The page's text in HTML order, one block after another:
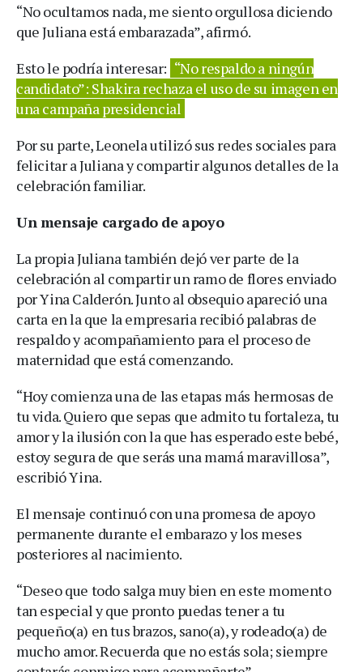
“No ocultamos nada, me siento orgullosa diciendo
que Juliana está embarazada”, afirmó.
Esto le podría interesar: “No respaldo a ningún
candidato”: Shakira rechaza el uso de su imagen en
una campaña presidencial
Por su parte, Leonela utilizó sus redes sociales para
felicitar a Juliana y compartir algunos detalles de la
celebración familiar.
Un mensaje cargado de apoyo
La propia Juliana también dejó ver parte de la
celebración al compartir un ramo de flores enviado
por Yina Calderón. Junto al obsequio apareció una
carta en la que la empresaria recibió palabras de
respaldo y acompañamiento para el proceso de
maternidad que está comenzando.
“Hoy comienza una de las etapas más hermosas de
tu vida. Quiero que sepas que admito tu fortaleza, tu
amor y la ilusión con la que has esperado este bebé,
estoy segura de que serás una mamá maravillosa”,
escribió Yina.
El mensaje continuó con una promesa de apoyo
permanente durante el embarazo y los meses
posteriores al nacimiento.
“Deseo que todo salga muy bien en este momento
tan especial y que pronto puedas tener a tu
pequeño(a) en tus brazos, sano(a), y rodeado(a) de
mucho amor. Recuerda que no estás sola; siempre